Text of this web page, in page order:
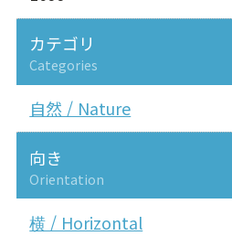
カテゴリ
Categories
自然 / Nature
向き
Orientation
横 / Horizontal